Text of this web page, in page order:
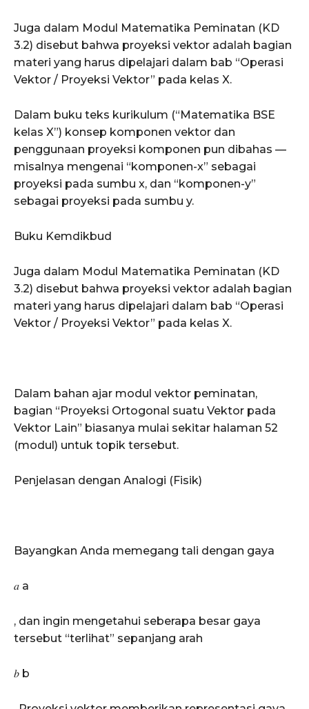
Juga dalam Modul Matematika Peminatan (KD
3.2) disebut bahwa proyeksi vektor adalah bagian
materi yang harus dipelajari dalam bab “Operasi
Vektor / Proyeksi Vektor” pada kelas X.
Dalam buku teks kurikulum (“Matematika BSE
kelas X”) konsep komponen vektor dan
penggunaan proyeksi komponen pun dibahas —
misalnya mengenai “komponen-x” sebagai
proyeksi pada sumbu x, dan “komponen-y”
sebagai proyeksi pada sumbu y.
Buku Kemdikbud
Juga dalam Modul Matematika Peminatan (KD
3.2) disebut bahwa proyeksi vektor adalah bagian
materi yang harus dipelajari dalam bab “Operasi
Vektor / Proyeksi Vektor” pada kelas X.
Dalam bahan ajar modul vektor peminatan,
bagian “Proyeksi Ortogonal suatu Vektor pada
Vektor Lain” biasanya mulai sekitar halaman 52
(modul) untuk topik tersebut.
Penjelasan dengan Analogi (Fisik)
Bayangkan Anda memegang tali dengan gaya
𝑎 a
, dan ingin mengetahui seberapa besar gaya
tersebut “terlihat” sepanjang arah
𝑏 b